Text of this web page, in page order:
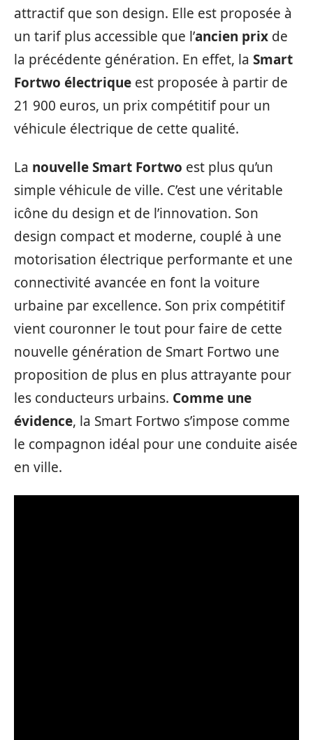
attractif que son design. Elle est proposée à
un tarif plus accessible que l’ancien prix de
la précédente génération. En effet, la Smart
Fortwo électrique est proposée à partir de
21 900 euros, un prix compétitif pour un
véhicule électrique de cette qualité.
La nouvelle Smart Fortwo est plus qu’un
simple véhicule de ville. C’est une véritable
icône du design et de l’innovation. Son
design compact et moderne, couplé à une
motorisation électrique performante et une
connectivité avancée en font la voiture
urbaine par excellence. Son prix compétitif
vient couronner le tout pour faire de cette
nouvelle génération de Smart Fortwo une
proposition de plus en plus attrayante pour
les conducteurs urbains. Comme une
évidence, la Smart Fortwo s’impose comme
le compagnon idéal pour une conduite aisée
en ville.